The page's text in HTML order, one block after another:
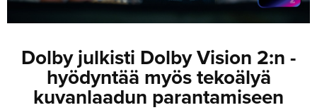
Dolby julkisti Dolby Vision 2:n -
hyödyntää myös tekoälyä
kuvanlaadun parantamiseen